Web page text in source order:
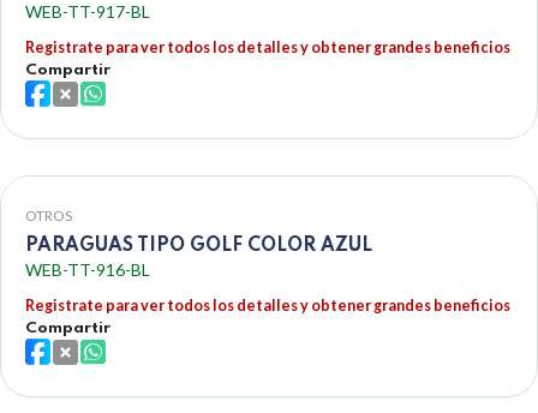
WEB-TT-917-BL
Registrate para ver todos los detalles y obtener grandes beneficios
Compartir
OTROS
PARAGUAS TIPO GOLF COLOR AZUL
WEB-TT-916-BL
Registrate para ver todos los detalles y obtener grandes beneficios
Compartir